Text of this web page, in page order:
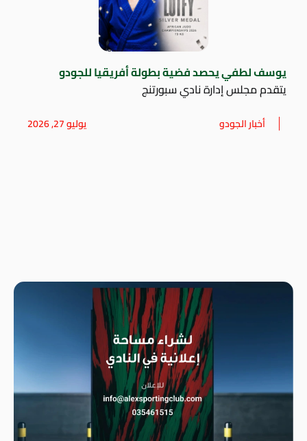
يوسف لطفي يحصد فضية بطولة أفريقيا للجودو
يتقدم مجلس إدارة نادي سبورتنج
أخبار الجودو يوليو 27, 2026